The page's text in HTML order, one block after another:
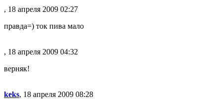
, 18 апреля 2009 02:27
правда=) ток пива мало
, 18 апреля 2009 04:32
верняк!
keks, 18 апреля 2009 08:28